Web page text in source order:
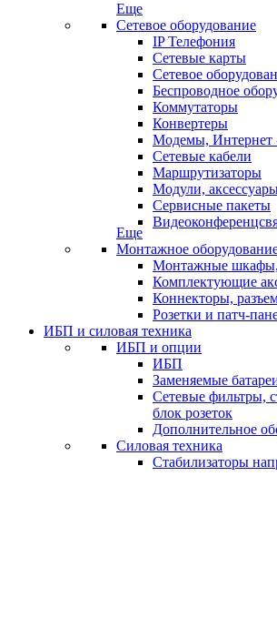
Еще
Сетевое оборудование
IP Телефония
Сетевые карты
Сетевое
Беспроводное
Коммутаторы
Конвертеры
Модемы, Интернет
Сетевые кабели
Маршрутизаторы
Модули,
Сервисные пакеты
Еще
Монтажное
Монтажные шкафы,
Комплектующие
Коннекторы,
Розетки и патч-
ИБП и силовая техника
ИБП и опции
ИБП
Заменяемые
Сетевые фильтры,
блок розеток
Дополнительное
Силовая техника
Стабилизаторы